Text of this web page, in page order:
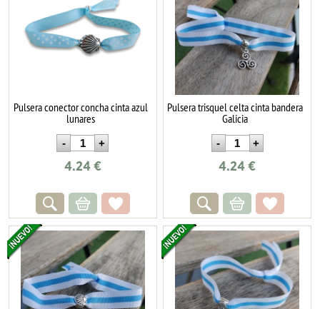
Pulsera conector concha cinta azul
lunares
4.24€
Pulsera trisquel celta cinta bandera
Galicia
4.24 €